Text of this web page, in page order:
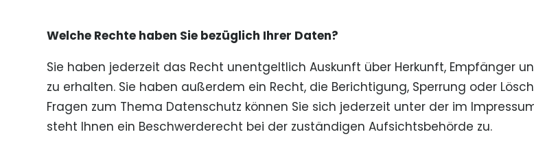
Welche Rechte haben Sie bezüglich Ihrer Daten?
Sie haben jederzeit das Recht unentgeltlich Auskunft über Herkunft, Empfänger
zu erhalten. Sie haben außerdem ein Recht, die Berichtigung, Sperrung oder
Fragen zum Thema Datenschutz können Sie sich jederzeit unter der im
steht Ihnen ein Beschwerderecht bei der zuständigen Aufsichtsbehörde zu.